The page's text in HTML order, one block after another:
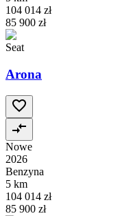
104 014 zł
85 900 zł
Seat
Arona
Nowe
2026
Benzyna
5 km
104 014 zł
85 900 zł